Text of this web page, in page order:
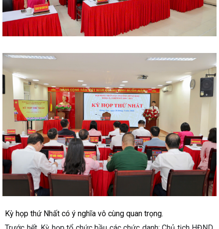
Kỳ họp thứ Nhất có ý nghĩa vô cùng quan trọng.